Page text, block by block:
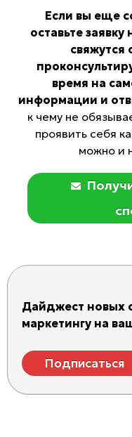
Если вы еще
оставьте
свяжутся
время на
информации и
к чему не
проявить себя
можно и
Дайджест новых
маркетингу на
Подписаться